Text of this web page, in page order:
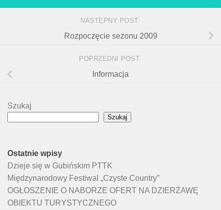
NASTĘPNY POST
Rozpoczęcie sezonu 2009
POPRZEDNI POST
Informacja
Szukaj
Szukaj
Ostatnie wpisy
Dzieje się w Gubińskim PTTK
Międzynarodowy Festiwal „Czyste Country”
OGŁOSZENIE O NABORZE OFERT NA DZIERŻAWĘ
OBIEKTU TURYSTYCZNEGO